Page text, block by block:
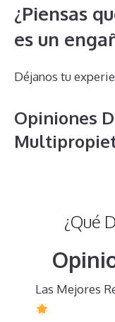
¿Piensas
es un
Déjanos tu
Opiniones
¿Qué
Las Mejores